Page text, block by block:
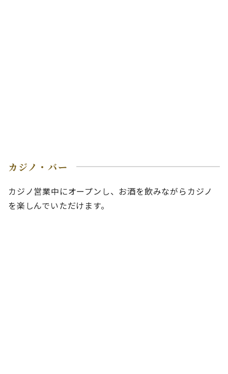
カジノ・バー
カジノ営業中にオープンし、お酒を飲みながらカジノ
を楽しんでいただけます。